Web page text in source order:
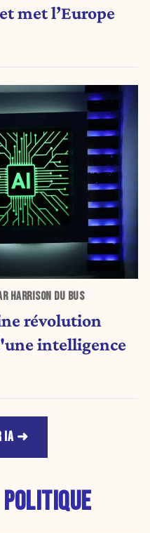
met l’Europe
HARRISON DU BUS
révolution
intelligence
IA
POLITIQUE